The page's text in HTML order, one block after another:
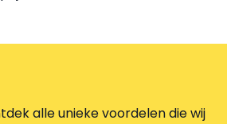
alle unieke voordelen die wij